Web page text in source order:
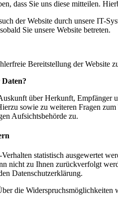
dass Sie uns diese mitteilen.
der Website durch unsere IT-
Sie unsere Website betreten.
Bereitstellung der Website
über Herkunft, Empfänger
sowie zu weiteren Fragen
Aufsichtsbehörde zu.
statistisch ausgewertet
nicht zu Ihnen zurückverfolgt
Datenschutzerklärung.
die